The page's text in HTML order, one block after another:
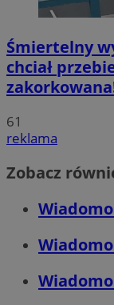
Śmiertelny
chciał
61
reklama
Zobacz